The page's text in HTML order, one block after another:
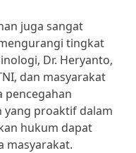
juga sangat
tingkat
Dr. Heryanto,
dan masyarakat
pencegahan
yang proaktif dalam
hukum dapat
masyarakat.